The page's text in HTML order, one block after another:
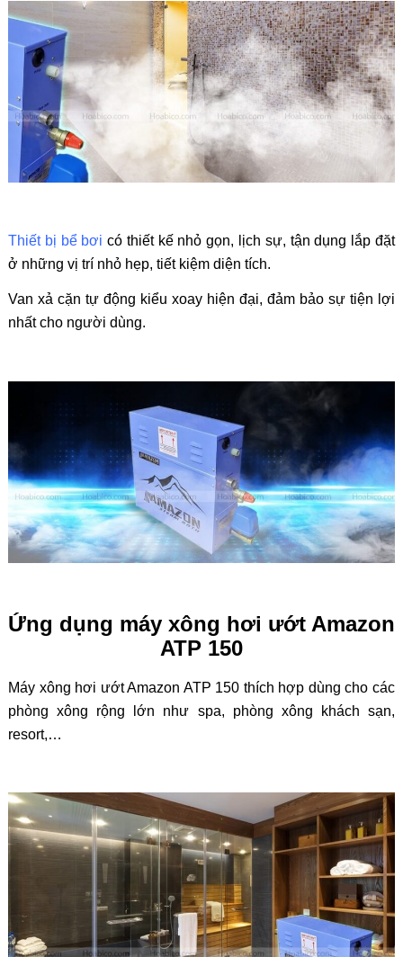
Thiết bị bể bơi có thiết kế nhỏ gọn, lịch sự, tận dụng lắp đặt
ở những vị trí nhỏ hẹp, tiết kiệm diện tích.
Van xả cặn tự động kiểu xoay hiện đại, đảm bảo sự tiện lợi
nhất cho người dùng.
Ứng dụng máy xông hơi ướt Amazon
ATP 150
Máy xông hơi ướt Amazon ATP 150 thích hợp dùng cho các
phòng xông rộng lớn như spa, phòng xông khách sạn,
resort,…